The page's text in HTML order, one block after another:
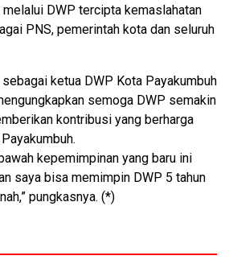
DWP tercipta kemaslahatan
PNS, pemerintah kota dan seluruh
sebagai ketua DWP Kota Payakumbuh
semoga DWP semakin
kontribusi yang berharga
kepemimpinan yang baru ini
saya bisa memimpin DWP 5 tahun
pungkasnya. (*)